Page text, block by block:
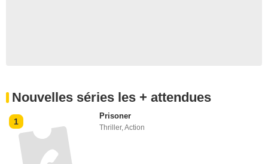
Nouvelles séries les + attendues
1
Prisoner
Thriller,Action